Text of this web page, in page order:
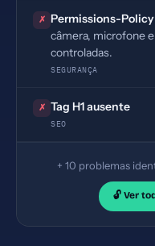
✗ Permissions-
câmera, microfone
controladas.
SEGURANÇA
✗ Tag H1 ausente
SEO
+ 10 problemas
🔓 Ver